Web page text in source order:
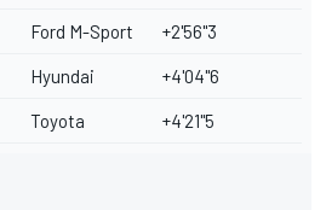
Ford M-Sport +2'56"3
Hyundai +4'04"6
Toyota +4'21"5